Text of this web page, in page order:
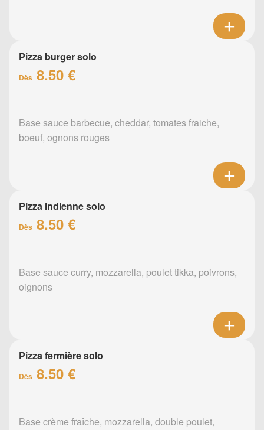
Pizza burger solo
Dès 8.50 €
Base sauce barbecue, cheddar, tomates fraiche,
boeuf, ognons rouges
Pizza indienne solo
Dès 8.50 €
Base sauce curry, mozzarella, poulet tikka, poivrons,
oignons
Pizza fermière solo
Dès 8.50 €
Base crème fraîche, mozzarella, double poulet,